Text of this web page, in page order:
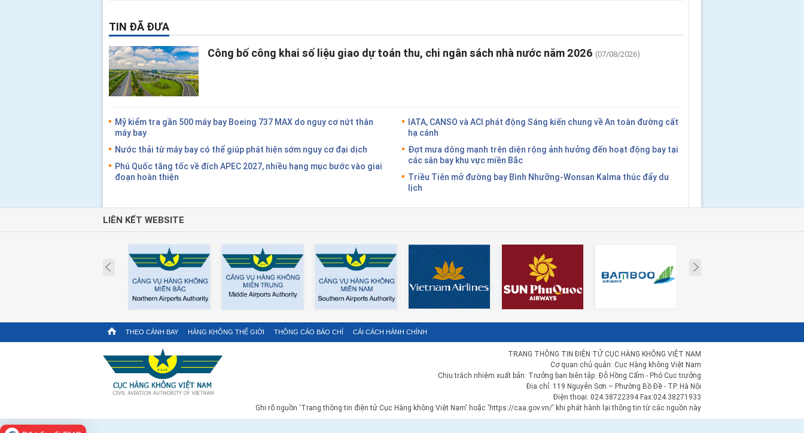
TIN ĐÃ ĐƯA
Công bố công khai số liệu giao dự toán thu, chi ngân sách nhà nước năm 2026 (07/08/2026)
Mỹ kiểm tra gần 500 máy bay Boeing 737 MAX do nguy cơ nứt thân
máy bay
Nước thải từ máy bay có thể giúp phát hiện sớm nguy cơ đại dịch
Phú Quốc tăng tốc về đích APEC 2027, nhiều hạng mục bước vào giai
đoạn hoàn thiện
IATA, CANSO và ACI phát động Sáng kiến chung về An toàn đường cất
hạ cánh
Đợt mưa dông mạnh trên diện rộng ảnh hưởng đến hoạt động bay tại
các sân bay khu vực miền Bắc
Triều Tiên mở đường bay Bình Nhưỡng-Wonsan Kalma thúc đẩy du
lịch
LIÊN KẾT WEBSITE
Prev
THEO CÁNH BAY HÀNG KHÔNG THẾ GIỚI THÔNG CÁO BÁO CHÍ CẢI CÁCH HÀNH CHÍNH
TRANG THÔNG TIN ĐIỆN TỬ CỤC HÀNG KHÔNG VIỆT NAM
Cơ quan chủ quản: Cục Hàng không Việt Nam
Chịu trách nhiệm xuất bản: Trưởng ban biên tập: Đỗ Hồng Cẩm - Phó Cục trưởng
Địa chỉ: 119 Nguyễn Sơn – Phường Bồ Đề - TP. Hà Nội
Điện thoại: 024.38722394 Fax:024.38271933
Ghi rõ nguồn 'Trang thông tin điện tử Cục Hàng không Việt Nam' hoặc 'https://caa.gov.vn/' khi phát hành lại thông tin từ các nguồn này